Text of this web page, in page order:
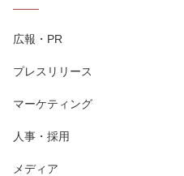
広報・PR
プレスリリース
マーケティング
人事・採用
メディア